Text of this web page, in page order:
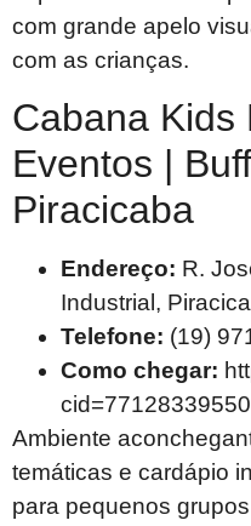
com grande apelo
com as crianças.
Cabana Kids
Eventos |
Piracicaba
Endereço: R.
Industrial,
Telefone: (19)
Como chegar:
Ambiente
temáticas e cardápio
para pequenos